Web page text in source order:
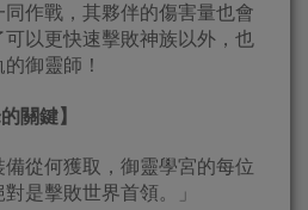
作戰，其夥伴的傷害量也會
以更快速擊敗神族以外，也
御靈師！
關鍵】
從何獲取，御靈學宮的每位
是擊敗世界首領。」